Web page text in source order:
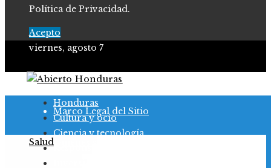
Política de Privacidad.
Acepto
viernes, agosto 7
Política de Privacidad
Marco Legal del Sitio
Quiénes somos
Honduras
Cultura y ocio
Ciencia y tecnología
Responsabilidad social
Salud